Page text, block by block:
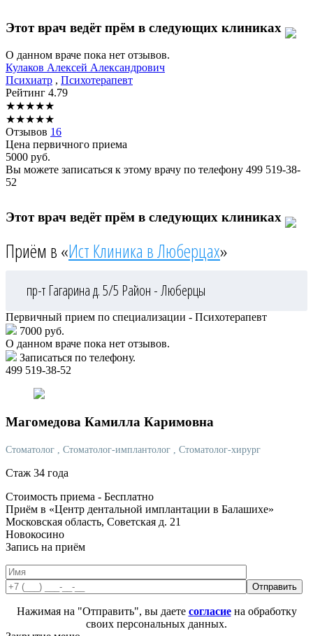
Этот врач ведёт прём в следующих клиниках
О данном враче пока нет отзывов.
Кулаков Алексей Александрович
Психиатр , Психотерапевт
Рейтинг 4.79
★★★★★
★★★★★
Отзывов 16
Цена первичного приема
5000 руб.
Вы можете записаться к этому врачу по телефону 499 519-38-
52
Этот врач ведёт прём в следующих клиниках
Приём в «Ист Клиника в Люберцах»
пр-т Гагарина д. 5/5 Район - Люберцы
Первичный прием по специализации - Психотерапевт
7000 руб.
О данном враче пока нет отзывов.
Записаться по телефону.
499 519-38-52
Магомедова Камилла Каримовна
Стоматолог , Стоматолог-имплантолог , Стоматолог-хирург
Стаж 34 года
Стоимость приема - Бесплатно
Приём в «Центр дентальной имплантации в Балашихе»
Московская область, Советская д. 21
Новокосино
Запись на приём
Нажимая на "Отправить", вы даете согласиена обработку
своих персональных данных.